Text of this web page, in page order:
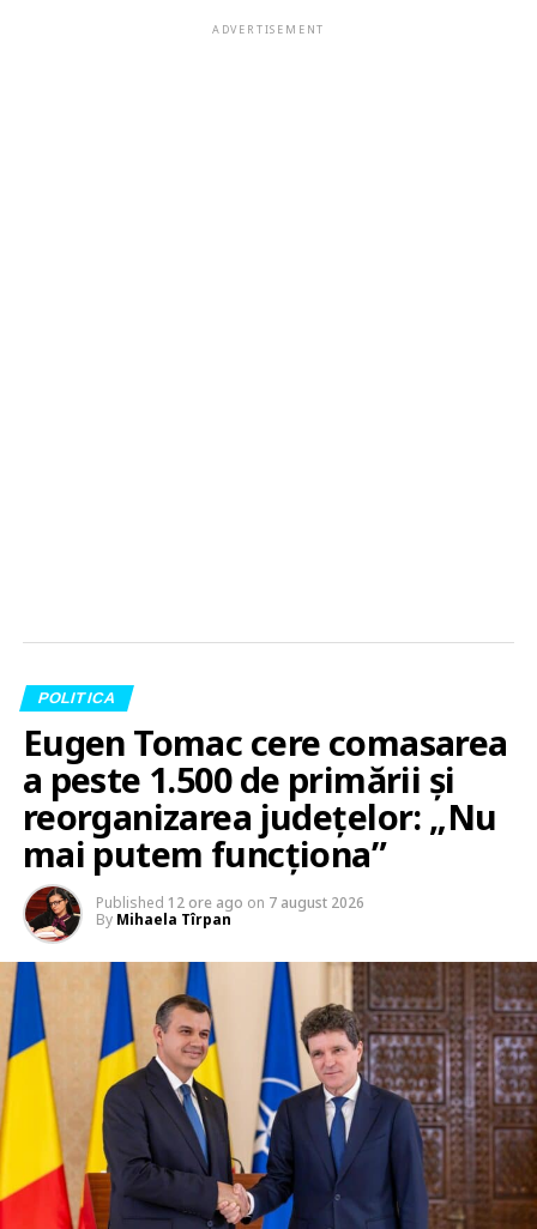
ADVERTISEMENT
POLITICA
Eugen Tomac cere comasarea
a peste 1.500 de primării și
reorganizarea județelor: „Nu
mai putem funcționa”
Published 12 ore ago on 7 august 2026
By Mihaela Tîrpan